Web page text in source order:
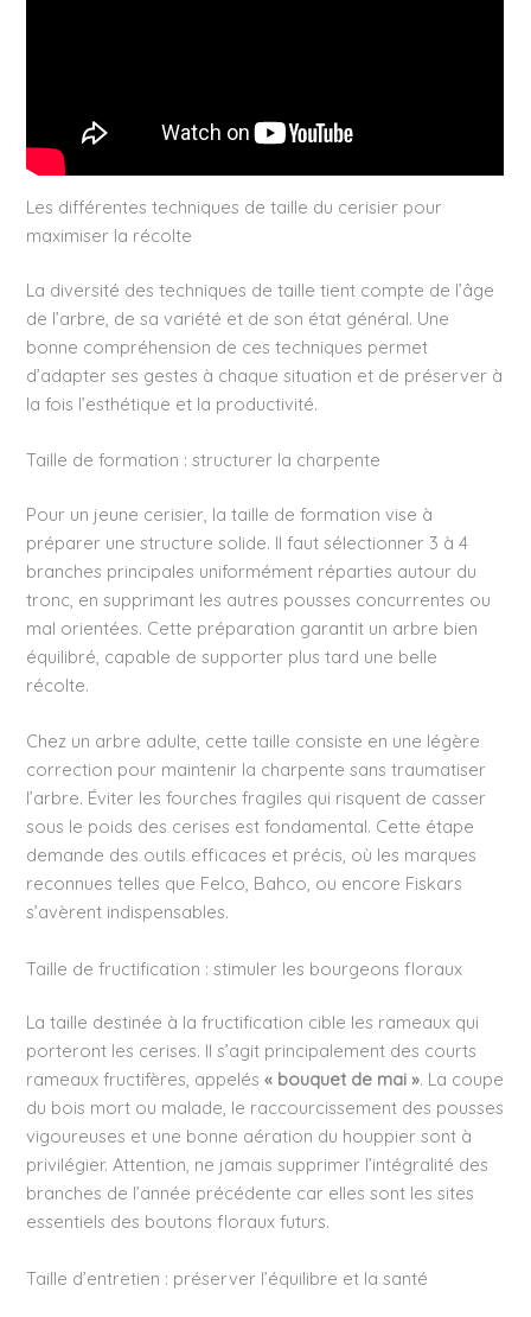
Les différentes techniques de taille du cerisier pour
maximiser la récolte
La diversité des techniques de taille tient compte de l’âge
de l’arbre, de sa variété et de son état général. Une
bonne compréhension de ces techniques permet
d’adapter ses gestes à chaque situation et de préserver à
la fois l’esthétique et la productivité.
Taille de formation : structurer la charpente
Pour un jeune cerisier, la taille de formation vise à
préparer une structure solide. Il faut sélectionner 3 à 4
branches principales uniformément réparties autour du
tronc, en supprimant les autres pousses concurrentes ou
mal orientées. Cette préparation garantit un arbre bien
équilibré, capable de supporter plus tard une belle
récolte.
Chez un arbre adulte, cette taille consiste en une légère
correction pour maintenir la charpente sans traumatiser
l’arbre. Éviter les fourches fragiles qui risquent de casser
sous le poids des cerises est fondamental. Cette étape
demande des outils efficaces et précis, où les marques
reconnues telles que Felco, Bahco, ou encore Fiskars
s’avèrent indispensables.
Taille de fructification : stimuler les bourgeons floraux
La taille destinée à la fructification cible les rameaux qui
porteront les cerises. Il s’agit principalement des courts
rameaux fructifères, appelés« bouquet de mai ». La coupe
du bois mort ou malade, le raccourcissement des pousses
vigoureuses et une bonne aération du houppier sont à
privilégier. Attention, ne jamais supprimer l’intégralité des
branches de l’année précédente car elles sont les sites
essentiels des boutons floraux futurs.
Taille d’entretien : préserver l’équilibre et la santé